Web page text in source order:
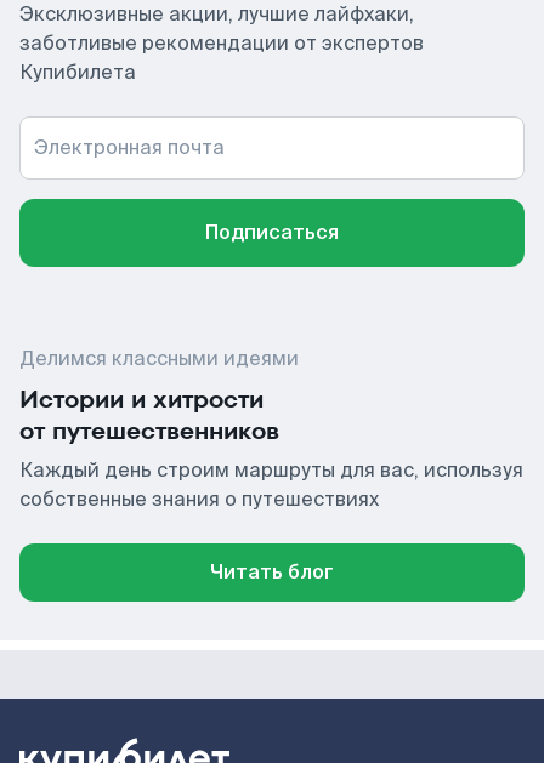
Эксклюзивные акции, лучшие лайфхаки,
заботливые рекомендации от экспертов
Купибилета
Электронная почта
Подписаться
Делимся классными идеями
Истории и хитрости
от путешественников
Каждый день строим маршруты для вас, используя
собственные знания о путешествиях
Читать блог